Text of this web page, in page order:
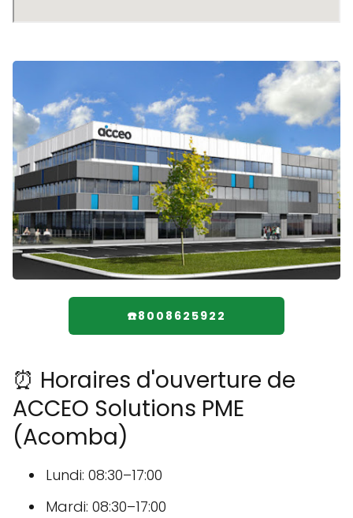
☎️8008625922
⏰ Horaires d'ouverture de
ACCEO Solutions PME
(Acomba)
Lundi: 08:30–17:00
Mardi: 08:30–17:00